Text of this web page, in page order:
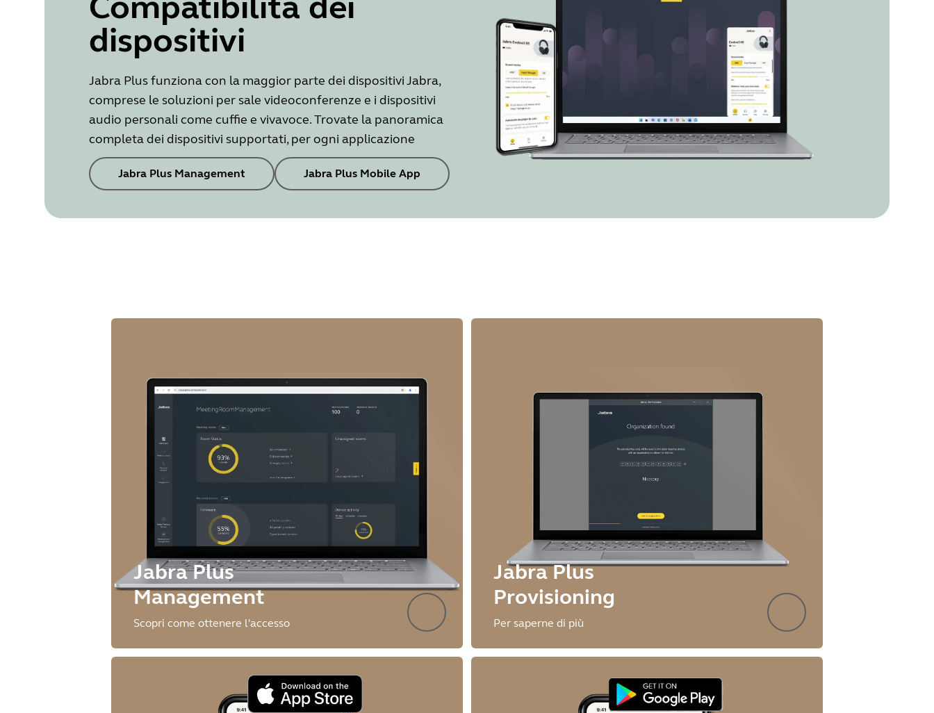
dispositivi
Jabra Plus funziona con la maggior parte dei dispositivi Jabra,
comprese le soluzioni per sale videoconferenze e i dispositivi
audio personali come cuffie e vivavoce. Trovate la panoramica
completa dei dispositivi supportati, per ogni applicazione
Jabra Plus Management Jabra Plus Mobile App
Jabra Plus
Management
Scopri come ottenere l'accesso
Jabra Plus
Provisioning
Per saperne di più